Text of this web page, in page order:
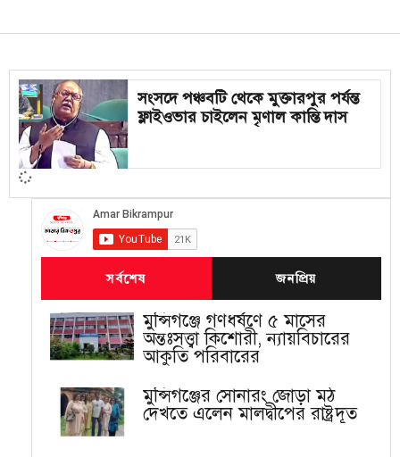
সংসদে পঞ্চবটি থেকে মুক্তারপুর পর্যন্ত
ফ্লাইওভার চাইলেন মৃণাল কান্তি দাস
সর্বশেষ জনপ্রিয়
মুন্সিগঞ্জে গণধর্ষণে ৫ মাসের
অন্তঃসত্ত্বা কিশোরী, ন্যায়বিচারের
আকুতি পরিবারের
মুন্সিগঞ্জের সোনারং জোড়া মঠ
দেখতে এলেন মালদ্বীপের রাষ্ট্রদূত